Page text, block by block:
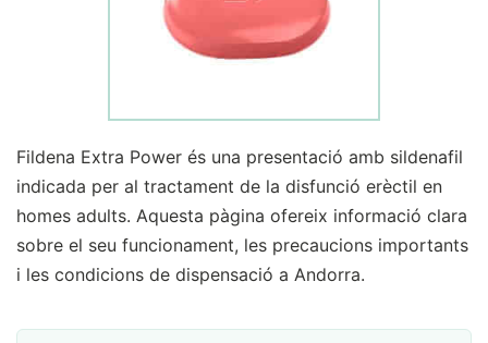
Fildena Extra Power és una presentació amb sildenafil
indicada per al tractament de la disfunció erèctil en
homes adults. Aquesta pàgina ofereix informació clara
sobre el seu funcionament, les precaucions importants
i les condicions de dispensació a Andorra.